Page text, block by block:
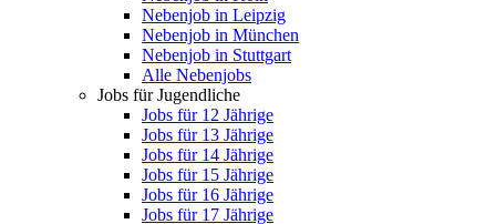
Nebenjob in Leipzig
Nebenjob in München
Nebenjob in Stuttgart
Alle Nebenjobs
Jobs für Jugendliche
Jobs für 12 Jährige
Jobs für 13 Jährige
Jobs für 14 Jährige
Jobs für 15 Jährige
Jobs für 16 Jährige
Jobs für 17 Jährige